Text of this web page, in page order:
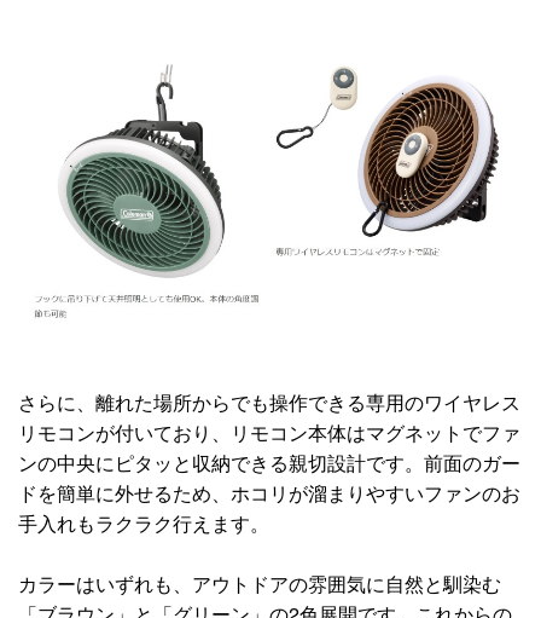
さらに、離れた場所からでも操作できる専用のワイヤレス
リモコンが付いており、リモコン本体はマグネットでファ
ンの中央にピタッと収納できる親切設計です。前面のガー
ドを簡単に外せるため、ホコリが溜まりやすいファンのお
手入れもラクラク行えます。
カラーはいずれも、アウトドアの雰囲気に自然と馴染む